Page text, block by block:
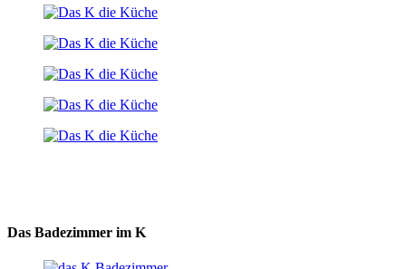
Das Badezimmer im K